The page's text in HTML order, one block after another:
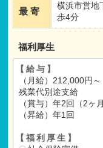
最 寄
横浜市営地
歩4分
福利厚生
【給与】
（月給）212,000円～
残業代別途支給
（賞与）年2回（2ヶ月
（昇給）年1回
【福利厚生】